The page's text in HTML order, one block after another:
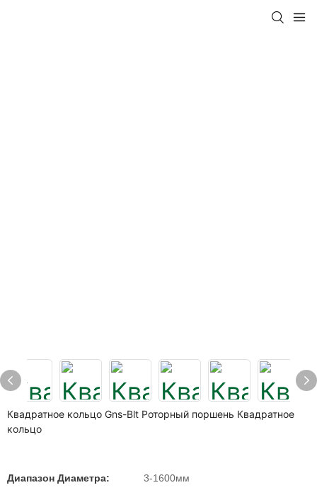
Квадратное кольцо Gns-Blt Роторный поршень Квадратное
кольцо
Диапазон Диаметра: 3-1600мм